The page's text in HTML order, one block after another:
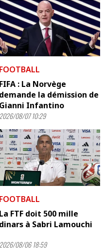
FOOTBALL
FIFA : La Norvège
demande la démission de
Gianni Infantino
2026/08/07 10:29
FOOTBALL
La FTF doit 500 mille
dinars à Sabri Lamouchi
2026/08/06 18:59